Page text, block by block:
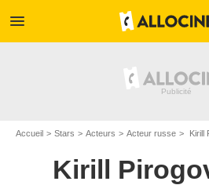
menu
Accueil Stars Acteurs Acteur russe Kirill
Kirill